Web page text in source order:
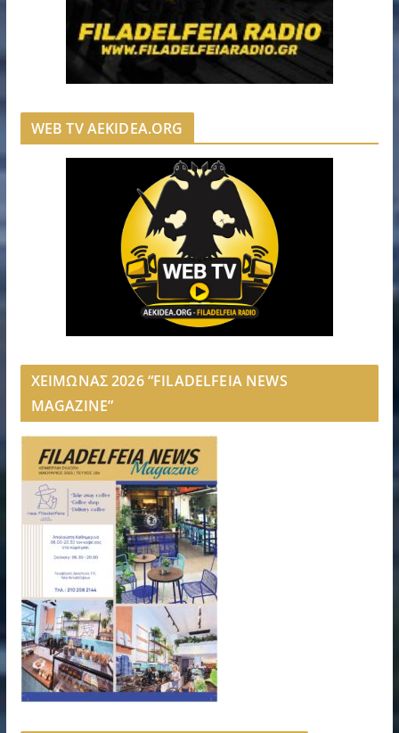
WEB TV AEKIDEA.ORG
ΧΕΙΜΩΝΑΣ 2026 “FILADELFEIA NEWS
MAGAZINE”